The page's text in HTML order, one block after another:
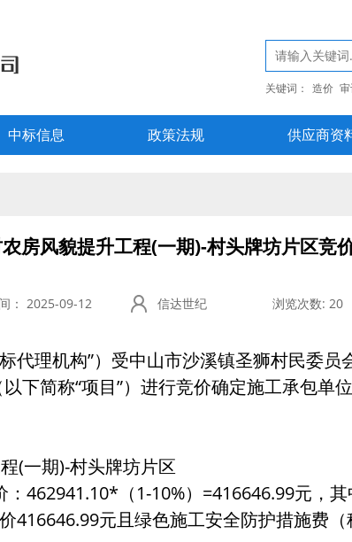
关键词： 造价
中标信息 政策法规 供应商资
房风貌提升工程(一期)-村头牌坊片区竞
： 2025-09-12 信达世纪 浏览次数: 20
理机构”）受中山市沙溪镇圣狮村民委员
下简称“项目”）进行竞价确定施工承包单
(一期)-村头牌坊片区
462941.10*（1-10%）=416646.99元，
416646.99元且绿色施工安全防护措施费